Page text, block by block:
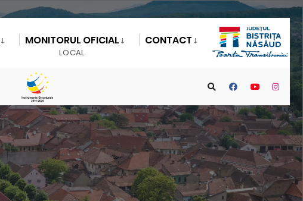
MONITORUL OFICIAL
LOCAL
CONTACT